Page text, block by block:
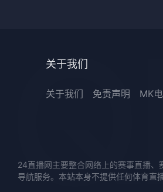
关于我们
关于我们 免责声明 MK
24直播网主要整合网络上的赛事直播
导航服务。本站本身不提供任何体育直